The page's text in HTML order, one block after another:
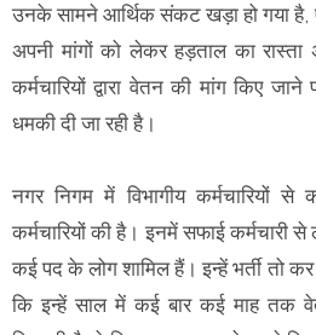
उनके सामने आर्थिक संकट खड़ा हो गया है,
अपनी मांगों को लेकर हड़ताल का
कर्मचारियों द्वारा वेतन की मांग किए
धमकी दी जा रही है।
नगर निगम में विभागीय कर्मचारियों
कर्मचारियों की है। इनमें सफाई कर्मचारी
कई पद के लोग शामिल हैं। इन्हें भर्ती तो
कि इन्हें साल में कई बार कई माह तक